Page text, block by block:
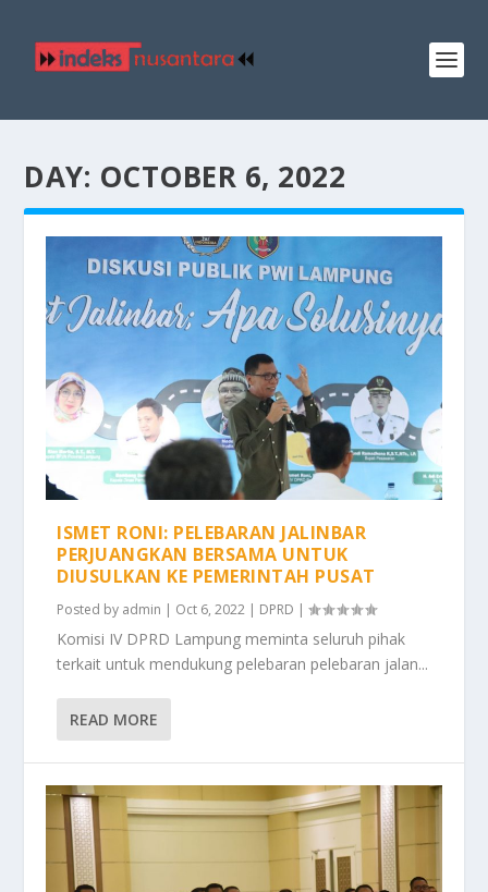
DAY: OCTOBER 6, 2022
ISMET RONI: PELEBARAN JALINBAR
PERJUANGKAN BERSAMA UNTUK
DIUSULKAN KE PEMERINTAH PUSAT
Posted by admin | Oct 6, 2022 | DPRD |
Komisi IV DPRD Lampung meminta seluruh pihak
terkait untuk mendukung pelebaran pelebaran jalan...
READ MORE